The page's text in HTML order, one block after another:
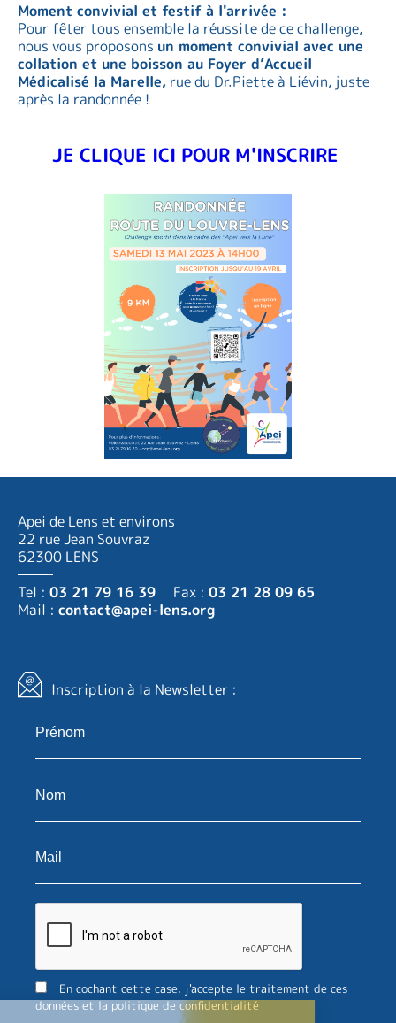
Moment convivial et festif à l'arrivée :
Pour fêter tous ensemble la réussite de ce challenge,
nous vous proposons un moment convivial avec une
collation et une boisson au Foyer d’Accueil
Médicalisé la Marelle, rue du Dr.Piette à Liévin, juste
après la randonnée !
JE CLIQUE ICI POUR M'INSCRIRE
Apei de Lens et environs
22 rue Jean Souvraz
62300 LENS
Tel : 03 21 79 16 39 Fax : 03 21 28 09 65
Mail : contact@apei-lens.org
Inscription à la Newsletter :
En cochant cette case, j'accepte le traitement de ces
données et la politique de confidentialité